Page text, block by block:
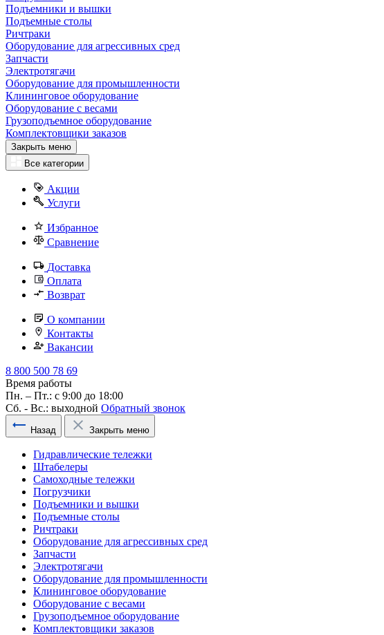
Подъемники и вышки
Подъемные столы
Ричтраки
Оборудование для агрессивных сред
Запчасти
Электротягачи
Оборудование для промышленности
Клининговое оборудование
Оборудование с весами
Грузоподъемное оборудование
Комплектовщики заказов
Закрыть меню
Все категории
Акции
Услуги
Избранное
Сравнение
Доставка
Оплата
Возврат
О компании
Контакты
Вакансии
8 800 500 78 69
Время работы
Пн. – Пт.: с 9:00 до 18:00
Сб. - Вс.: выходной Обратный звонок
Назад Закрыть меню
Гидравлические тележки
Штабелеры
Самоходные тележки
Погрузчики
Подъемники и вышки
Подъемные столы
Ричтраки
Оборудование для агрессивных сред
Запчасти
Электротягачи
Оборудование для промышленности
Клининговое оборудование
Оборудование с весами
Грузоподъемное оборудование
Комплектовщики заказов